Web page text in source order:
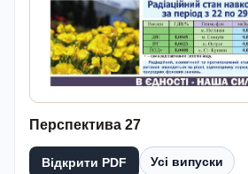
Перспектива 27
Відкрити PDF Усі випуски